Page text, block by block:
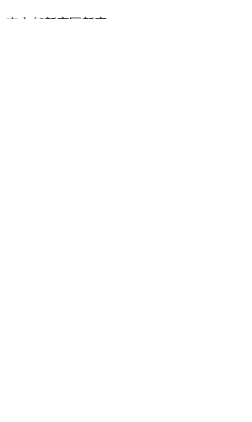
東京都新宿区新宿3-14-1